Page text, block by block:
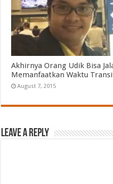
Akhirnya Orang Udik Bisa
Memanfaatkan Waktu
August 7, 2015
Leave a Reply